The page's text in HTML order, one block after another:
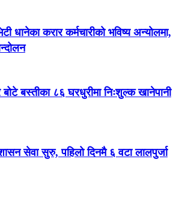
धानेका करार कर्मचारीको भविष्य अन्योलमा,
बस्तीका ८६ घरधुरीमा निःशुल्क खानेपानी
सेवा सुरु, पहिलो दिनमै ६ वटा लालपुर्जा